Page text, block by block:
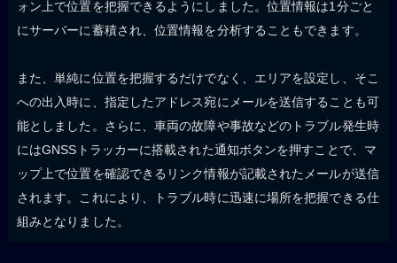
ォン上で位置を把握できるようにしました。位置情報は1分ごと
にサーバーに蓄積され、位置情報を分析することもできます。
また、単純に位置を把握するだけでなく、エリアを設定し、そこ
への出入時に、指定したアドレス宛にメールを送信することも可
能としました。さらに、車両の故障や事故などのトラブル発生時
にはGNSSトラッカーに搭載された通知ボタンを押すことで、マ
ップ上で位置を確認できるリンク情報が記載されたメールが送信
されます。これにより、トラブル時に迅速に場所を把握できる仕
組みとなりました。